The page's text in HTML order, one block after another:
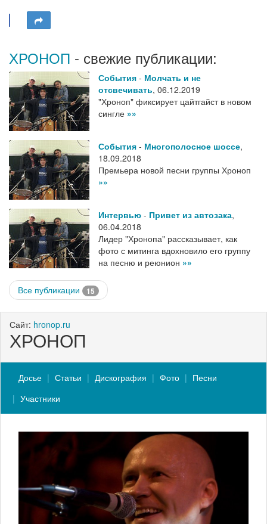
ХРОНОП - свежие публикации:
События - Молчать и не
отсвечивать, 06.12.2019
"Хроноп" фиксирует цайтгайст в новом
сингле »»
События - Многополосное шоссе,
18.09.2018
Премьера новой песни группы Хроноп
»»
Интервью - Привет из автозака,
06.04.2018
Лидер "Хронопа" рассказывает, как
фото с митинга вдохновило его группу
на песню и реюнион »»
Все публикации 15
Сайт: hronop.ru
ХРОНОП
Досье Статьи Дискография Фото
Песни
Участники